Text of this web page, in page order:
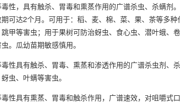
，具有触杀、胃毒和熏蒸作用的广谱杀虫、杀螨剂
可达2个月。可用于：稻、麦、棉、菜、果、茶等多
甲等害虫；用于果树可防治蚜虫、食心虫、潜叶蛾、
。瓜幼苗期敏感慎用。
具有触杀、胃毒、熏蒸和渗透作用的广谱杀虫剂、杀
虫、叶螨等害虫。
具有熏蒸、胃毒和触杀作用，广谱速效，对咀嚼式